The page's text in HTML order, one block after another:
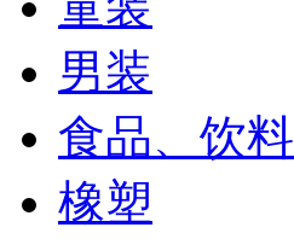
男装
食品、饮料
橡塑